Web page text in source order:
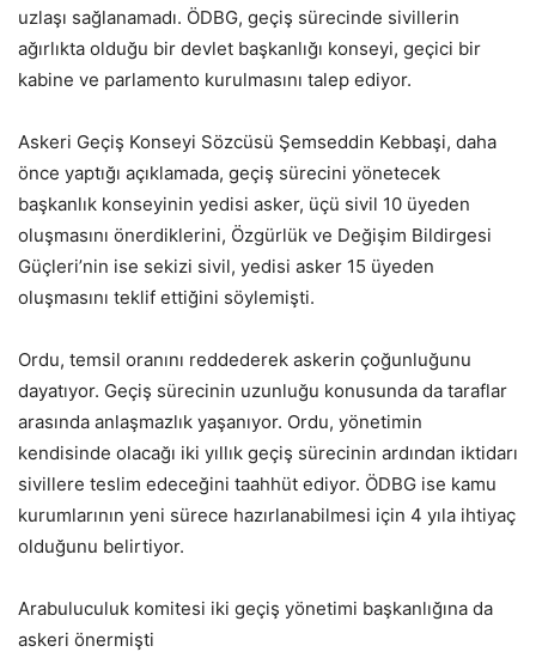
uzlaşı sağlanamadı. ÖDBG, geçiş sürecinde sivillerin
ağırlıkta olduğu bir devlet başkanlığı konseyi, geçici bir
kabine ve parlamento kurulmasını talep ediyor.
Askeri Geçiş Konseyi Sözcüsü Şemseddin Kebbaşi, daha
önce yaptığı açıklamada, geçiş sürecini yönetecek
başkanlık konseyinin yedisi asker, üçü sivil 10 üyeden
oluşmasını önerdiklerini, Özgürlük ve Değişim Bildirgesi
Güçleri’nin ise sekizi sivil, yedisi asker 15 üyeden
oluşmasını teklif ettiğini söylemişti.
Ordu, temsil oranını reddederek askerin çoğunluğunu
dayatıyor. Geçiş sürecinin uzunluğu konusunda da taraflar
arasında anlaşmazlık yaşanıyor. Ordu, yönetimin
kendisinde olacağı iki yıllık geçiş sürecinin ardından iktidarı
sivillere teslim edeceğini taahhüt ediyor. ÖDBG ise kamu
kurumlarının yeni sürece hazırlanabilmesi için 4 yıla ihtiyaç
olduğunu belirtiyor.
Arabuluculuk komitesi iki geçiş yönetimi başkanlığına da
askeri önermişti